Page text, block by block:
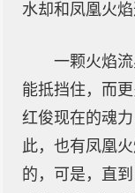
水却和凤凰火
一颗火焰
能抵挡住，而
红俊现在的魂
此，也有凤凰
的，可是，直